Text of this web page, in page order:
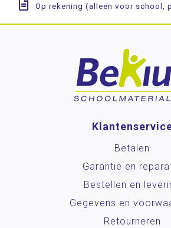
Op rekening (alleen voor school,
Betalen
Garantie en
Bestellen en
Gegevens en
Retourneren